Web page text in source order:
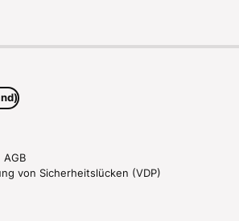
AGB
von Sicherheitslücken (VDP)